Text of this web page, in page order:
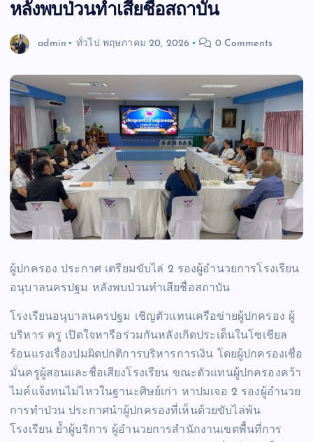
หลังพบป่วนทำเสียชื่อสถาบัน
admin ทั่วไป พฤษภาคม 20, 2026 0 Comments
ผู้ปกครอง ประกาศ เตรียมขับไล่ 2 รองผู้อำนวยการโรงเรียน
อนุบาลนครปฐม หลังพบป่วนทำเสียชื่อสถาบัน
โรงเรียนอนุบาลนครปฐม เชิญตัวแทนเครือข่ายผู้ปกครอง ผู้
บริหาร ครู เปิดใจหารือร่วมกันหลังเกิดประเด็นในโซเชียล
ร้อนแรงเรื่องปมผิดปกติการบริหารการเงิน โดยผู้ปกครองเชื่อ
มั่นครูผู้สอนและชื่อเสียงโรงเรียน ขณะตัวแทนผู้ปกครองคว้า
ไมค์แจ้งทนไม่ไหวในฐานะศิษย์เก่า หาปมเจอ 2 รองผู้อำนวย
การทำป่วน ประกาศนำผู้ปกครองที่เห็นด้วยขับไล่พ้น
โรงเรียน ย้ำผู้บริการ ผู้อำนวยการสำนักงานเขตพื้นที่การ